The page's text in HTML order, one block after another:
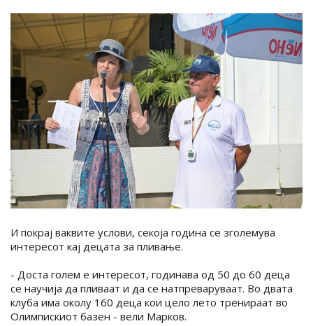
И покрај ваквите услови, секоја година се зголемува
интересот кај децата за пливање.
- Доста голем е интересот, годинава од 50 до 60 деца
се научија да пливаат и да се натпреваруваат. Во двата
клуба има околу 160 деца кои цело лето тренираат во
Олимпискиот базен - вели Марков.